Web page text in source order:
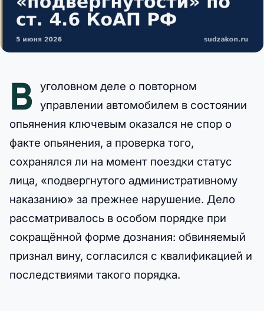
В уголовном деле о повторном
управлении автомобилем в состоянии
опьянения ключевым оказался не спор о
факте опьянения, а проверка того,
сохранялся ли на момент поездки статус
лица, «подвергнутого административному
наказанию» за прежнее нарушение. Дело
рассматривалось в особом порядке при
сокращённой форме дознания: обвиняемый
признал вину, согласился с квалификацией и
последствиями такого порядка.